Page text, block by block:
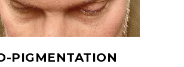
PIGMENTATION